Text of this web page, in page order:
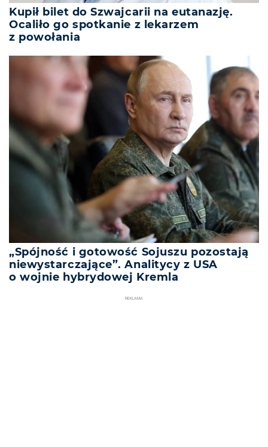
Kupił bilet do Szwajcarii na eutanazję.
Ocaliło go spotkanie z lekarzem
z powołania
„Spójność i gotowość Sojuszu pozostają
niewystarczające”. Analitycy z USA
o wojnie hybrydowej Kremla
REKLAMA